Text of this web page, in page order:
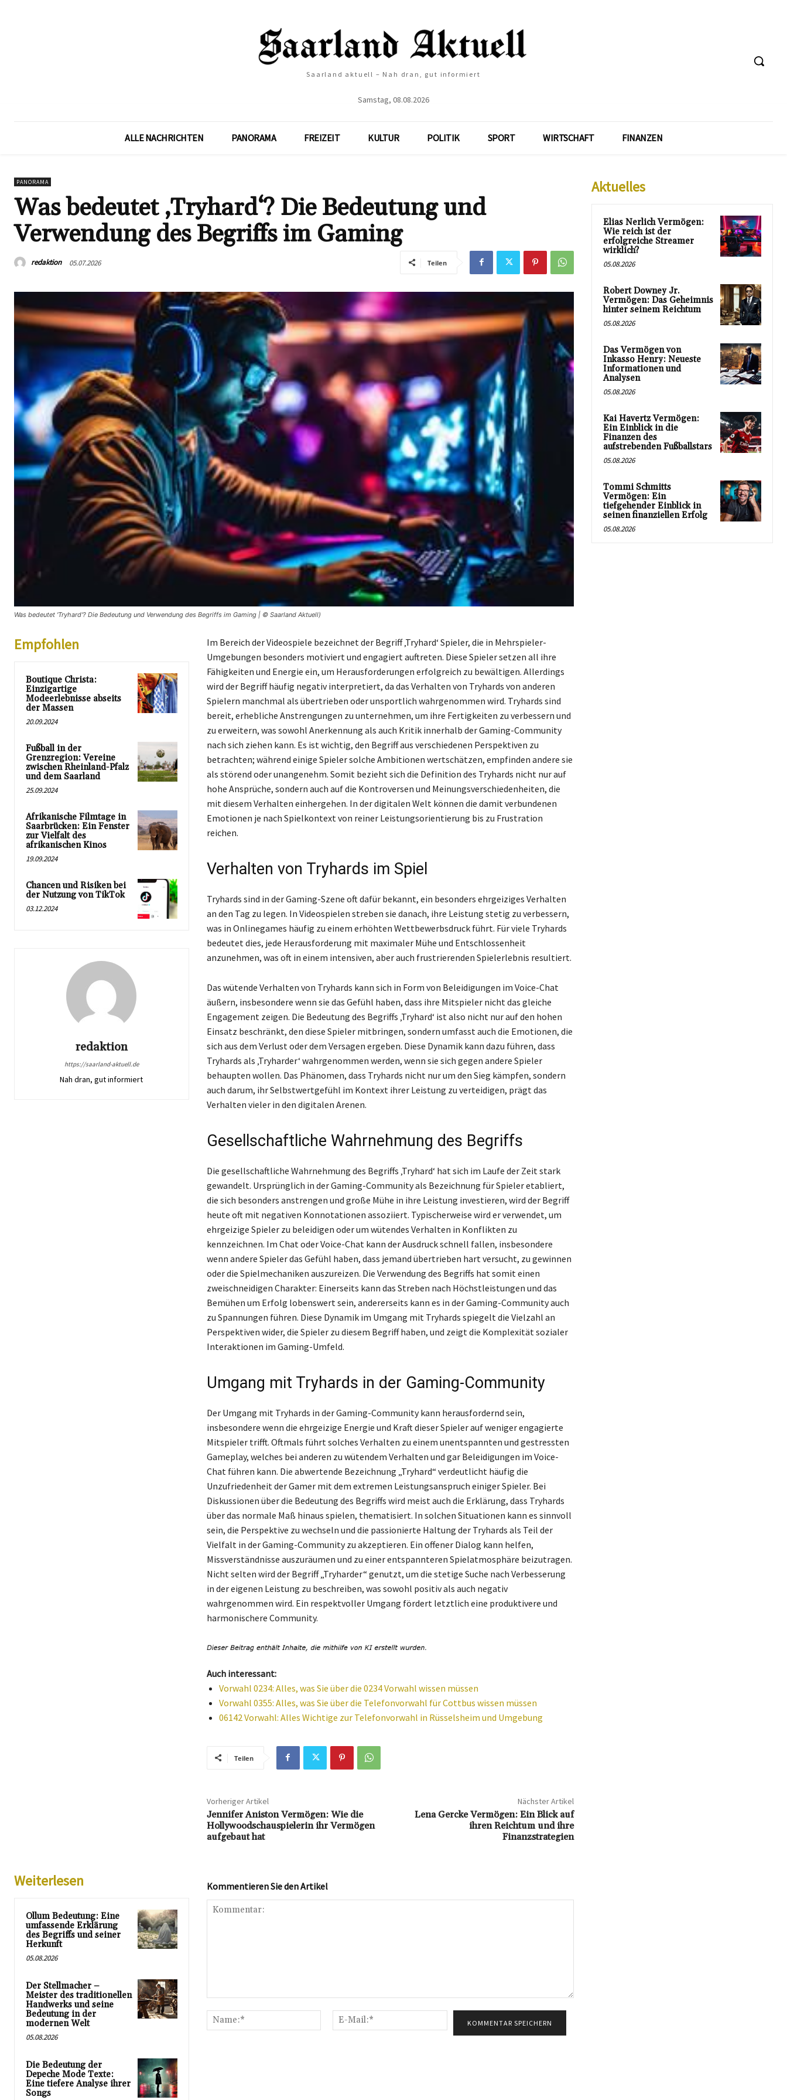
Saarland aktuell – Nah dran, gut informiert
Samstag, 08.08.2026
ALLE NACHRICHTEN PANORAMA FREIZEIT KULTUR POLITIK SPORT WIRTSCHAFT FINANZEN
PANORAMA
Was bedeutet ‚Tryhard‘? Die Bedeutung und
Verwendung des Begriffs im Gaming
redaktion 05.07.2026 Teilen
Was bedeutet 'Tryhard'? Die Bedeutung und Verwendung des Begriffs im Gaming | © Saarland Aktuell)
Empfohlen
Boutique Christa:
Einzigartige
Modeerlebnisse abseits
der Massen
20.09.2024
Fußball in der
Grenzregion: Vereine
zwischen Rheinland-Pfalz
und dem Saarland
25.09.2024
Afrikanische Filmtage in
Saarbrücken: Ein Fenster
zur Vielfalt des
afrikanischen Kinos
19.09.2024
Chancen und Risiken bei
der Nutzung von TikTok
03.12.2024
redaktion
https://saarland-aktuell.de
Nah dran, gut informiert
Im Bereich der Videospiele bezeichnet der Begriff ‚Tryhard‘ Spieler, die in Mehrspieler-
Umgebungen besonders motiviert und engagiert auftreten. Diese Spieler setzen all ihre
Fähigkeiten und Energie ein, um Herausforderungen erfolgreich zu bewältigen. Allerdings
wird der Begriff häufig negativ interpretiert, da das Verhalten von Tryhards von anderen
Spielern manchmal als übertrieben oder unsportlich wahrgenommen wird. Tryhards sind
bereit, erhebliche Anstrengungen zu unternehmen, um ihre Fertigkeiten zu verbessern und
zu erweitern, was sowohl Anerkennung als auch Kritik innerhalb der Gaming-Community
nach sich ziehen kann. Es ist wichtig, den Begriff aus verschiedenen Perspektiven zu
betrachten; während einige Spieler solche Ambitionen wertschätzen, empfinden andere sie
als störend oder unangenehm. Somit bezieht sich die Definition des Tryhards nicht nur auf
hohe Ansprüche, sondern auch auf die Kontroversen und Meinungsverschiedenheiten, die
mit diesem Verhalten einhergehen. In der digitalen Welt können die damit verbundenen
Emotionen je nach Spielkontext von reiner Leistungsorientierung bis zu Frustration
reichen.
Verhalten von Tryhards im Spiel
Tryhards sind in der Gaming-Szene oft dafür bekannt, ein besonders ehrgeiziges Verhalten
an den Tag zu legen. In Videospielen streben sie danach, ihre Leistung stetig zu verbessern,
was in Onlinegames häufig zu einem erhöhten Wettbewerbsdruck führt. Für viele Tryhards
bedeutet dies, jede Herausforderung mit maximaler Mühe und Entschlossenheit
anzunehmen, was oft in einem intensiven, aber auch frustrierenden Spielerlebnis resultiert.
Das wütende Verhalten von Tryhards kann sich in Form von Beleidigungen im Voice-Chat
äußern, insbesondere wenn sie das Gefühl haben, dass ihre Mitspieler nicht das gleiche
Engagement zeigen. Die Bedeutung des Begriffs ‚Tryhard‘ ist also nicht nur auf den hohen
Einsatz beschränkt, den diese Spieler mitbringen, sondern umfasst auch die Emotionen, die
sich aus dem Verlust oder dem Versagen ergeben. Diese Dynamik kann dazu führen, dass
Tryhards als ‚Tryharder‘ wahrgenommen werden, wenn sie sich gegen andere Spieler
behaupten wollen. Das Phänomen, dass Tryhards nicht nur um den Sieg kämpfen, sondern
auch darum, ihr Selbstwertgefühl im Kontext ihrer Leistung zu verteidigen, prägt das
Verhalten vieler in den digitalen Arenen.
Gesellschaftliche Wahrnehmung des Begriffs
Die gesellschaftliche Wahrnehmung des Begriffs ‚Tryhard‘ hat sich im Laufe der Zeit stark
gewandelt. Ursprünglich in der Gaming-Community als Bezeichnung für Spieler etabliert,
die sich besonders anstrengen und große Mühe in ihre Leistung investieren, wird der Begriff
heute oft mit negativen Konnotationen assoziiert. Typischerweise wird er verwendet, um
ehrgeizige Spieler zu beleidigen oder um wütendes Verhalten in Konflikten zu
kennzeichnen. Im Chat oder Voice-Chat kann der Ausdruck schnell fallen, insbesondere
wenn andere Spieler das Gefühl haben, dass jemand übertrieben hart versucht, zu gewinnen
oder die Spielmechaniken auszureizen. Die Verwendung des Begriffs hat somit einen
zweischneidigen Charakter: Einerseits kann das Streben nach Höchstleistungen und das
Bemühen um Erfolg lobenswert sein, andererseits kann es in der Gaming-Community auch
zu Spannungen führen. Diese Dynamik im Umgang mit Tryhards spiegelt die Vielzahl an
Perspektiven wider, die Spieler zu diesem Begriff haben, und zeigt die Komplexität sozialer
Interaktionen im Gaming-Umfeld.
Umgang mit Tryhards in der Gaming-Community
Der Umgang mit Tryhards in der Gaming-Community kann herausfordernd sein,
insbesondere wenn die ehrgeizige Energie und Kraft dieser Spieler auf weniger engagierte
Mitspieler trifft. Oftmals führt solches Verhalten zu einem unentspannten und gestressten
Gameplay, welches bei anderen zu wütendem Verhalten und gar Beleidigungen im Voice-
Chat führen kann. Die abwertende Bezeichnung „Tryhard“ verdeutlicht häufig die
Unzufriedenheit der Gamer mit dem extremen Leistungsanspruch einiger Spieler. Bei
Diskussionen über die Bedeutung des Begriffs wird meist auch die Erklärung, dass Tryhards
über das normale Maß hinaus spielen, thematisiert. In solchen Situationen kann es sinnvoll
sein, die Perspektive zu wechseln und die passionierte Haltung der Tryhards als Teil der
Vielfalt in der Gaming-Community zu akzeptieren. Ein offener Dialog kann helfen,
Missverständnisse auszuräumen und zu einer entspannteren Spielatmosphäre beizutragen.
Nicht selten wird der Begriff „Tryharder“ genutzt, um die stetige Suche nach Verbesserung
in der eigenen Leistung zu beschreiben, was sowohl positiv als auch negativ
wahrgenommen wird. Ein respektvoller Umgang fördert letztlich eine produktivere und
harmonischere Community.
Auch interessant:
Vorwahl 0234: Alles, was Sie über die 0234 Vorwahl wissen müssen
Vorwahl 0355: Alles, was Sie über die Telefonvorwahl für Cottbus wissen müssen
06142 Vorwahl: Alles Wichtige zur Telefonvorwahl in Rüsselsheim und Umgebung
Teilen
Vorheriger Artikel
Jennifer Aniston Vermögen: Wie die
Hollywoodschauspielerin ihr Vermögen
aufgebaut hat
Nächster Artikel
Lena Gercke Vermögen: Ein Blick auf
ihren Reichtum und ihre
Finanzstrategien
Weiterlesen
Ollum Bedeutung: Eine
umfassende Erklärung
des Begriffs und seiner
Herkunft
05.08.2026
Der Stellmacher –
Meister des traditionellen
Handwerks und seine
Bedeutung in der
modernen Welt
05.08.2026
Die Bedeutung der
Depeche Mode Texte:
Eine tiefere Analyse ihrer
Songs
Kommentieren Sie den Artikel
Name:*
Mail:*
Aktuelles
Elias Nerlich Vermögen:
Wie reich ist der
erfolgreiche Streamer
wirklich?
05.08.2026
Robert Downey Jr.
Vermögen: Das Geheimnis
hinter seinem Reichtum
05.08.2026
Das Vermögen von
Inkasso Henry: Neueste
Informationen und
Analysen
05.08.2026
Kai Havertz Vermögen:
Ein Einblick in die
Finanzen des
aufstrebenden Fußballstars
05.08.2026
Tommi Schmitts
Vermögen: Ein
tiefgehender Einblick in
seinen finanziellen Erfolg
05.08.2026